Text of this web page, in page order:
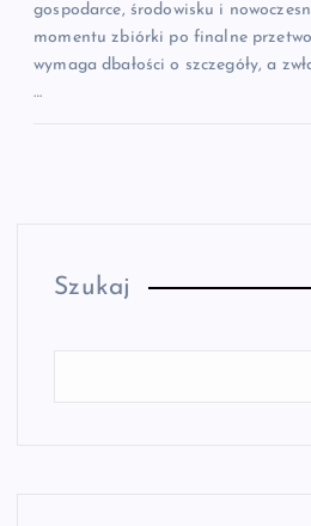
gospodarce, środowisku i
momentu zbiórki po finalne
wymaga dbałości o szczegóły, a
…
Szukaj